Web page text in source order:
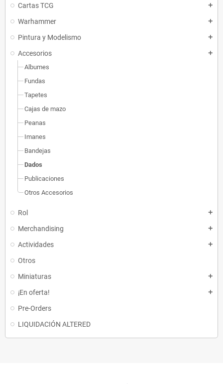
Cartas TCG add
Warhammer add
Pintura y Modelismo add
Accesorios add
Albumes
Fundas
Tapetes
Cajas de mazo
Peanas
Imanes
Bandejas
Dados
Publicaciones
Otros Accesorios
Rol add
Merchandising add
Actividades add
Otros
Miniaturas
add
¡En oferta! add
Pre-Orders
LIQUIDACIÓN ALTERED